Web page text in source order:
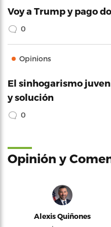
Voy a Trump y pago
0
Opinions
El sinhogarismo
y solución
0
Opinión y
Alexis Quiñones